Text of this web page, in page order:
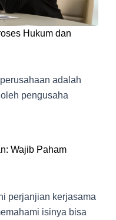
Hukum dan
adalah
pengusaha
Wajib Paham
perjanjian kerjasama
isinya bisa